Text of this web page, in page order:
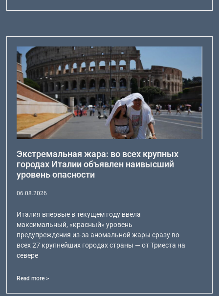
Экстремальная жара: во всех крупных
городах Италии объявлен наивысший
уровень опасности
06.08.2026
Италия впервые в текущем году ввела
максимальный, «красный» уровень
предупреждения из-за аномальной жары сразу во
всех 27 крупнейших городах страны — от Триеста на
севере
Read more >